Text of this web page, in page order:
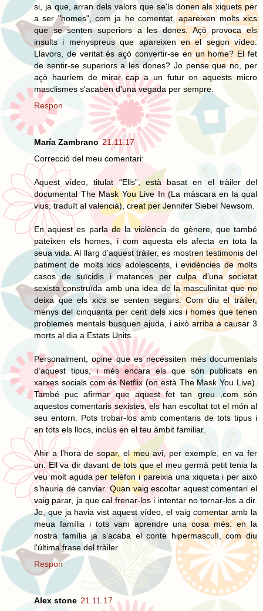
si, ja que, arran dels valors que se'ls donen als xiquets per
a ser "homes", com ja he comentat, apareixen molts xics
que se senten superiors a les dones. Açò provoca els
insults i menyspreus que apareixen en el segon vídeo.
Llavors, de veritat és açò convertir-se en un home? El fet
de sentir-se superiors a les dones? Jo pense que no, per
açò hauríem de mirar cap a un futur on aquests micro
masclismes s'acaben d'una vegada per sempre.
Respon
María Zambrano 21.11.17
Correcció del meu comentari:
Aquest vídeo, titulat “Ells”, està basat en el tràiler del
documental The Mask You Live In (La màscara en la qual
vius, traduït al valencià), creat per Jennifer Siebel Newsom.
En aquest es parla de la violència de gènere, que també
pateixen els homes, i com aquesta els afecta en tota la
seua vida. Al llarg d’aquest tràiler, es mostren testimonis del
patiment de molts xics adolescents, i evidències de molts
casos de suïcidis i matances per culpa d’una societat
sexista construïda amb una idea de la masculinitat que no
deixa que els xics se senten segurs. Com diu el tràiler,
menys del cinquanta per cent dels xics i homes que tenen
problemes mentals busquen ajuda, i això arriba a causar 3
morts al dia a Estats Units.
Personalment, opine que es necessiten més documentals
d’aquest tipus, i més encara els que són publicats en
xarxes socials com és Netflix (on està The Mask You Live).
També puc afirmar que aquest fet tan greu ,com són
aquestos comentaris sexistes, els han escoltat tot el món al
seu entorn. Pots trobar-los amb comentaris de tots tipus i
en tots els llocs, inclús en el teu àmbit familiar.
Ahir a l’hora de sopar, el meu avi, per exemple, en va fer
un. Ell va dir davant de tots que el meu germà petit tenia la
veu molt aguda per telèfon i pareixia una xiqueta i per això
s’hauria de canviar. Quan vaig escoltar aquest comentari el
vaig parar, ja que cal frenar-los i intentar no tornar-los a dir.
Jo, que ja havia vist aquest vídeo, el vaig comentar amb la
meua família i tots vam aprendre una cosa més: en la
nostra família ja s’acaba el conte hipermasculí, com diu
l'última frase del tràiler.
Respon
Alex stone 21.11.17